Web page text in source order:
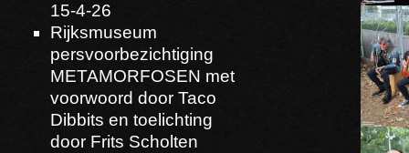
15-4-26
Rijksmuseum
persvoorbezichtiging
METAMORFOSEN met
voorwoord door Taco
Dibbits en toelichting
door Frits Scholten